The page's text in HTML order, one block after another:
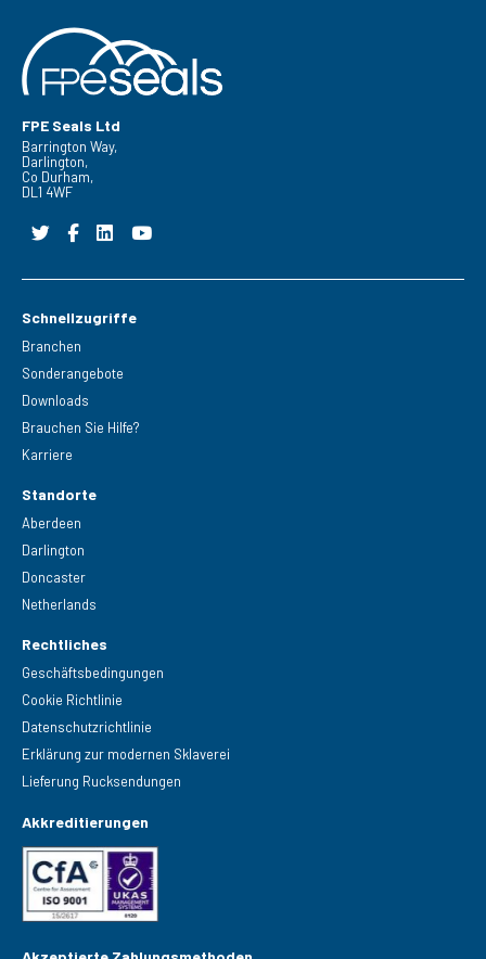
FPE Seals Ltd
Barrington Way,
Darlington,
Co Durham,
DL1 4WF
Schnellzugriffe
Branchen
Sonderangebote
Downloads
Brauchen Sie Hilfe?
Karriere
Standorte
Aberdeen
Darlington
Doncaster
Netherlands
Rechtliches
Geschäftsbedingungen
Cookie Richtlinie
Datenschutzrichtlinie
Erklärung zur modernen Sklaverei
Lieferung Rucksendungen
Akkreditierungen